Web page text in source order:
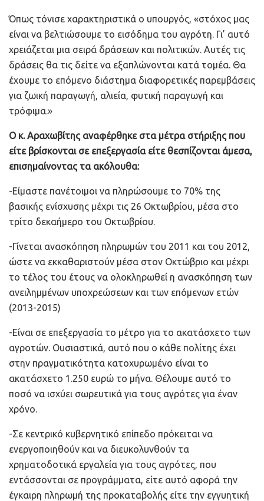
Όπως τόνισε χαρακτηριστικά ο υπουργός, «στόχος μας
είναι να βελτιώσουμε το εισόδημα του αγρότη. Γι’ αυτό
χρειάζεται μια σειρά δράσεων και πολιτικών. Αυτές τις
δράσεις θα τις δείτε να εξαπλώνονται κατά τομέα. Θα
έχουμε το επόμενο διάστημα διαφορετικές παρεμβάσεις
για ζωική παραγωγή, αλιεία, φυτική παραγωγή και
τρόφιμα.»
Ο κ. Αραχωβίτης αναφέρθηκε στα μέτρα στήριξης που
είτε βρίσκονται σε επεξεργασία είτε θεσπίζονται άμεσα,
επισημαίνοντας τα ακόλουθα:
-Είμαστε πανέτοιμοι να πληρώσουμε το 70% της
βασικής ενίσχυσης μέχρι τις 26 Οκτωβρίου, μέσα στο
τρίτο δεκαήμερο του Οκτωβρίου.
-Γίνεται ανασκόπηση πληρωμών του 2011 και του 2012,
ώστε να εκκαθαριστούν μέσα στον Οκτώβριο και μέχρι
το τέλος του έτους να ολοκληρωθεί η ανασκόπηση των
ανειλημμένων υποχρεώσεων και των επόμενων ετών
(2013-2015)
-Είναι σε επεξεργασία το μέτρο για το ακατάσχετο των
αγροτών. Ουσιαστικά, αυτό που ο κάθε πολίτης έχει
στην πραγματικότητα κατοχυρωμένο είναι το
ακατάσχετο 1.250 ευρώ το μήνα. Θέλουμε αυτό το
ποσό να ισχύει σωρευτικά για τους αγρότες για έναν
χρόνο.
-Σε κεντρικό κυβερνητικό επίπεδο πρόκειται να
ενεργοποιηθούν και να διευκολυνθούν τα
χρηματοδοτικά εργαλεία για τους αγρότες, που
εντάσσονται σε προγράμματα, είτε αυτό αφορά την
έγκαιρη πληρωμή της προκαταβολής είτε την εγγυητική